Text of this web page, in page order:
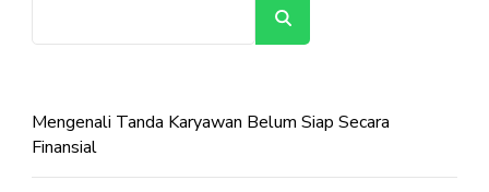
Mengenali Tanda Karyawan Belum Siap Secara
Finansial